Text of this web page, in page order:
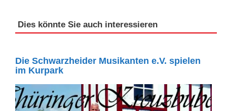
Dies könnte Sie auch interessieren
Die Schwarzheider Musikanten e.V. spielen
im Kurpark